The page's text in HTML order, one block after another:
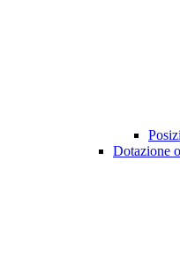
Dotazione